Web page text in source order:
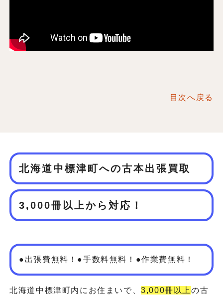
目次へ戻る
北海道中標津町への古本出張買取
3,000冊以上から対応！
●出張費無料！●手数料無料！●作業費無料！
北海道中標津町内にお住まいで、3,000冊以上 の古